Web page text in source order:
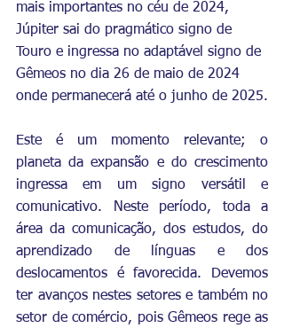
mais importantes no céu de 2024,
Júpiter sai do pragmático signo de
Touro e ingressa no adaptável signo de
Gêmeos no dia 26 de maio de 2024
onde permanecerá até o junho de 2025.
Este é um momento relevante; o
planeta da expansão e do crescimento
ingressa em um signo versátil e
comunicativo. Neste período, toda a
área da comunicação, dos estudos, do
aprendizado de línguas e dos
deslocamentos é favorecida. Devemos
ter avanços nestes setores e também no
setor de comércio, pois Gêmeos rege as